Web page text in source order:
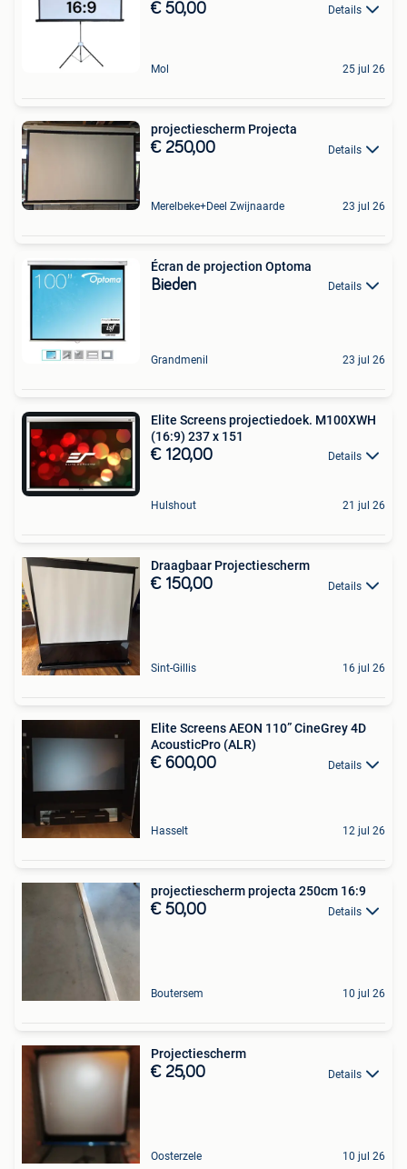
€ 50,00 Details
Mol 25 jul 26
projectiescherm Projecta
€ 250,00 Details
Merelbeke+Deel Zwijnaarde 23 jul 26
Écran de projection Optoma
Bieden Details
Grandmenil 23 jul 26
Elite Screens projectiedoek. M100XWH
(16:9) 237 x 151
€ 120,00 Details
Hulshout 21 jul 26
Draagbaar Projectiescherm
€ 150,00 Details
Sint-Gillis 16 jul 26
Elite Screens AEON 110” CineGrey 4D
AcousticPro (ALR)
€ 600,00 Details
Hasselt 12 jul 26
projectiescherm projecta 250cm 16:9
€ 50,00 Details
Boutersem 10 jul 26
Projectiescherm
€ 25,00 Details
Oosterzele 10 jul 26